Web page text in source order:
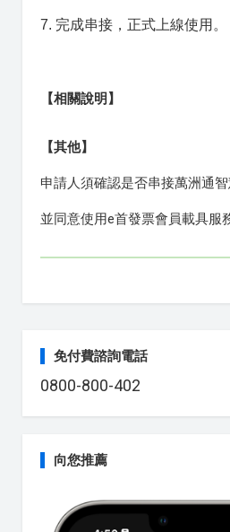
7. 完成串接，正式上線使用。
【相關說明】
【其他】
申請人須確認是否串接萬洲通智
並同意使用e首發票會員載具服
免付費諮詢電話
0800-800-402
向您推薦